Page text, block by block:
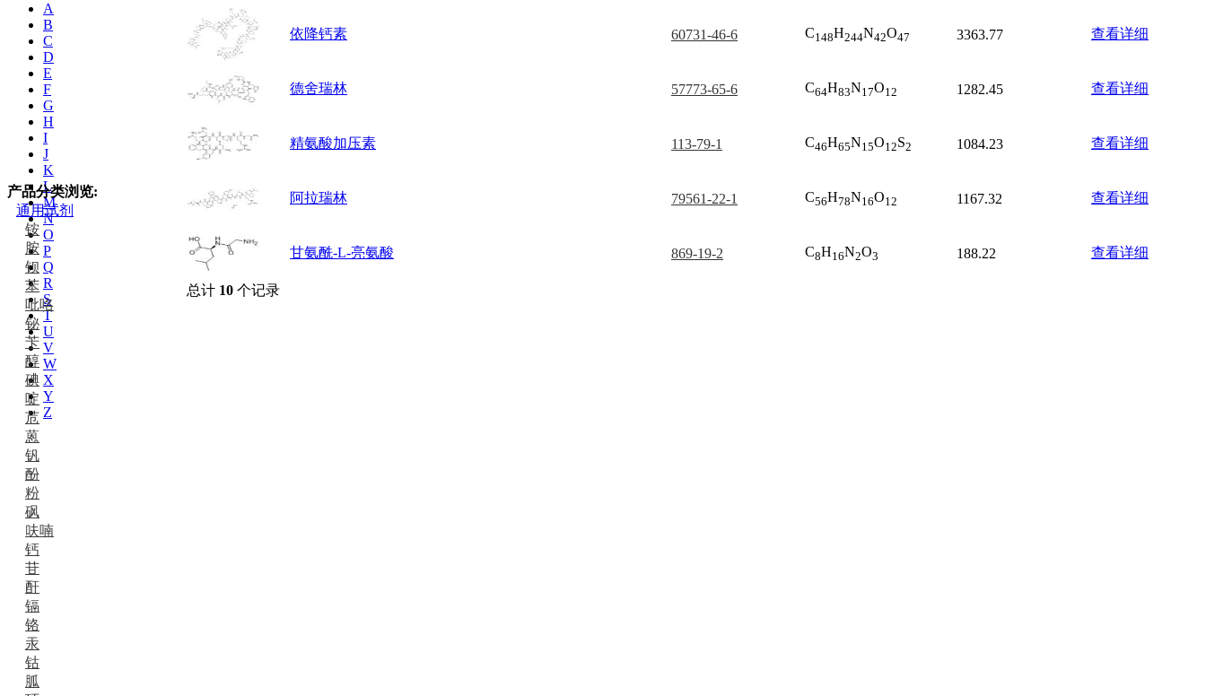
A
B
C
D
E
F
G
H
I
J
K
L
M
N
O
P
Q
R
S
T
U
V
W
X
Y
Z
产品分类浏览:
通用试剂
铵
胺
钡
苯
吡咯
铋
苄
醇
碘
啶
苊
蒽
钒
酚
粉
砜
呋喃
钙
苷
酐
镉
铬
汞
钴
胍
依降钙素 60731-46-6 C148H244N42O47 3363.77 查看详细
德舍瑞林 57773-65-6 C64H83N17O12 1282.45 查看详细
精氨酸加压素 113-79-1 C46H65N15O12S2 1084.23 查看详细
阿拉瑞林 79561-22-1 C56H78N16O12 1167.32 查看详细
甘氨酰-L-亮氨酸 869-19-2 C8H16N2O3 188.22 查看详细
总计 10 个记录